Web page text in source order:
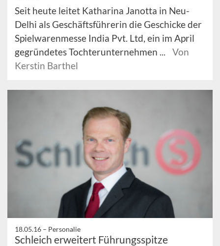
Seit heute leitet Katharina Janotta in Neu-
Delhi als Geschäftsführerin die Geschicke der
Spielwarenmesse India Pvt. Ltd, ein im April
gegründetes Tochterunternehmen ...
Von
Kerstin Barthel
18.05.16 – Personalie
Schleich erweitert Führungsspitze